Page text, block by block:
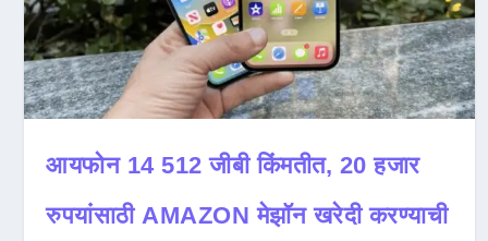
आयफोन 14 512 जीबी किंमतीत, 20 हजार
रुपयांसाठी AMAZON मेझॉन खरेदी करण्याची